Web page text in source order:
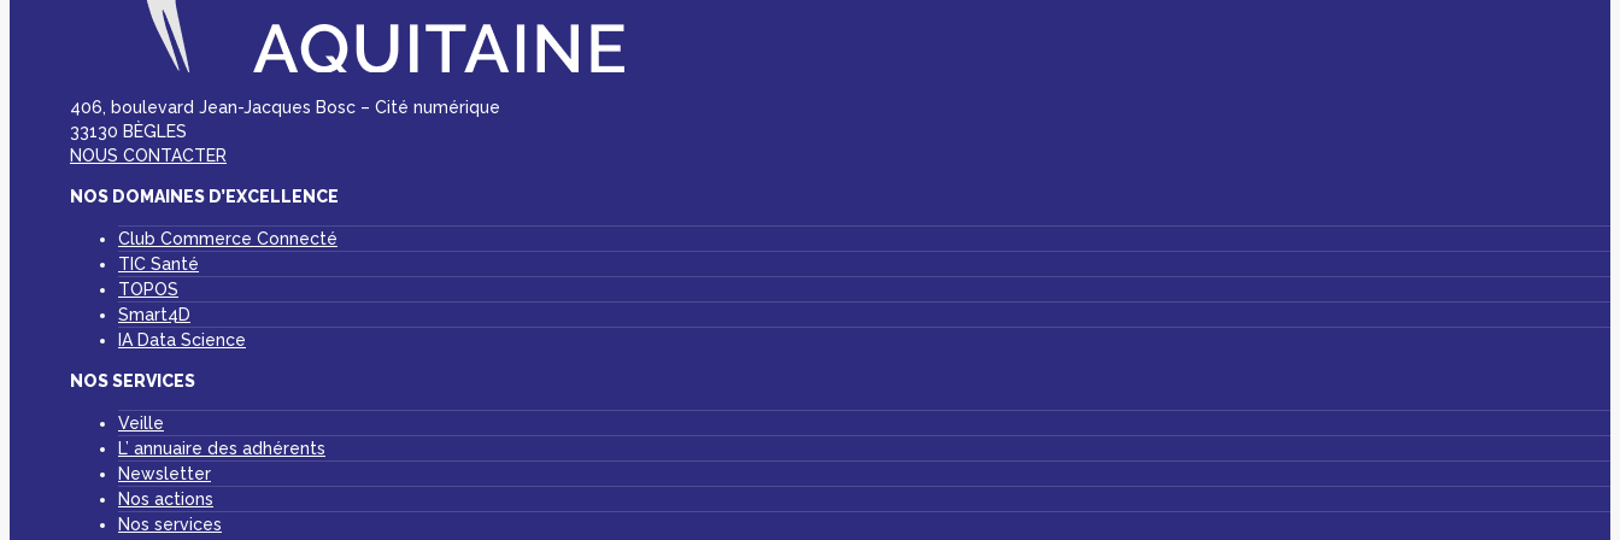
406, boulevard Jean-Jacques Bosc – Cité numérique
33130 BÈGLES
NOUS CONTACTER
NOS DOMAINES D’EXCELLENCE
Club Commerce Connecté
TIC Santé
TOPOS
Smart4D
IA Data Science
NOS SERVICES
Veille
L’ annuaire des adhérents
Newsletter
Nos actions
Nos services